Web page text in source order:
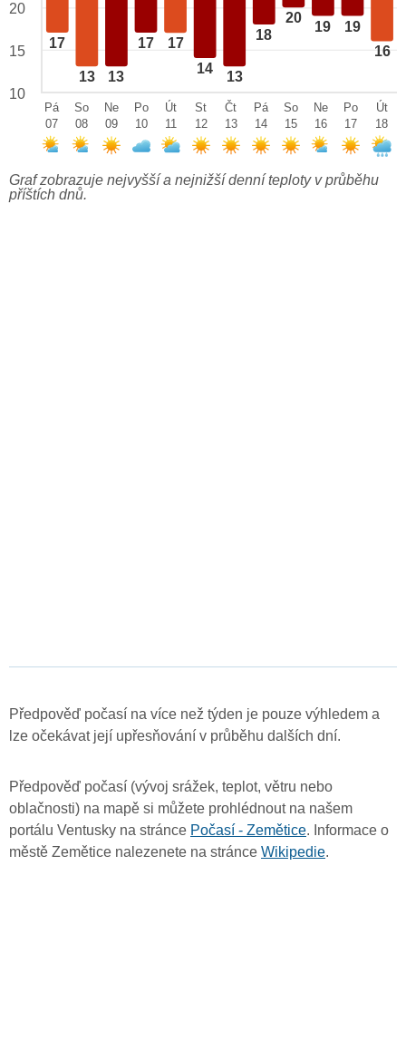
17
13 13
17 17
14
13
18
20
19 19
16
20
15
10
Pá
07
So
08
Ne
09
Po
10
Út
11
St
12
Čt
13
Pá
14
So
15
Ne
16
Po
17
Út
18
Graf zobrazuje nejvyšší a nejnižší denní teploty v průběhu
příštích dnů.
Předpověď počasí na více než týden je pouze výhledem a
lze očekávat její upřesňování v průběhu dalších dní.
Předpověď počasí (vývoj srážek, teplot, větru nebo
oblačnosti) na mapě si můžete prohlédnout na našem
portálu Ventusky na stránce Počasí - Zemětice. Informace o
městě Zemětice nalezenete na stránce Wikipedie.